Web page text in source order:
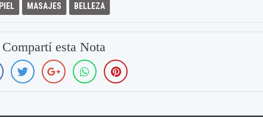
PIEL MASAJES BELLEZA
Compartí esta Nota